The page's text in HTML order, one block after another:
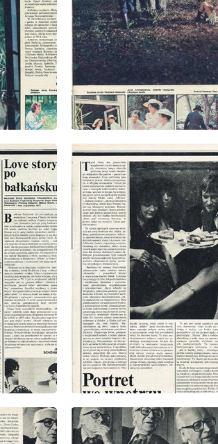
wydanie: 33/1978
wydanie: 33/1978